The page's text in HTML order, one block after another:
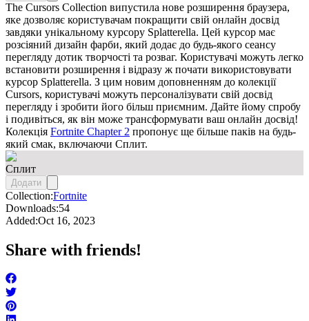
The Cursors Collection випустила нове розширення браузера,
яке дозволяє користувачам покращити свій онлайн досвід
завдяки унікальному курсору Splatterella. Цей курсор має
розсіяний дизайн фарби, який додає до будь-якого сеансу
перегляду дотик творчості та розваг. Користувачі можуть легко
встановити розширення і відразу ж почати використовувати
курсор Splatterella. З цим новим доповненням до колекції
Cursors, користувачі можуть персоналізувати свій досвід
перегляду і зробити його більш приємним. Дайте йому спробу
і подивіться, як він може трансформувати ваш онлайн досвід!
Колекція Fortnite Chapter 2 пропонує ще більше паків на будь-
який смак, включаючи Сплит.
Сплит
Додати
Collection:Fortnite
Downloads:54
Added:Oct 16, 2023
Share with friends!